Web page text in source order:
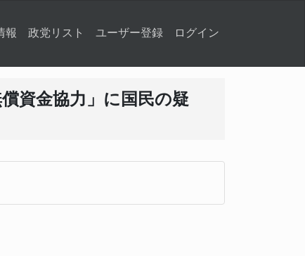
報 政党リスト ユーザー登録 ログイン
資金協力」に国民の疑